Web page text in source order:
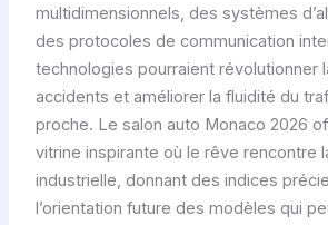
multidimensionnels, des systèmes
des protocoles de communication
technologies pourraient révolutionner
accidents et améliorer la fluidité du
proche. Le salon auto Monaco 2026
vitrine inspirante où le rêve rencontre
industrielle, donnant des indices
l’orientation future des modèles qui